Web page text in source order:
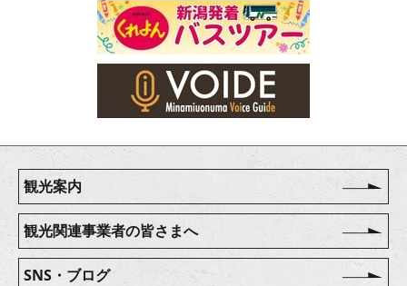
観光案内
観光関連事業者の皆さまへ
SNS・ブログ